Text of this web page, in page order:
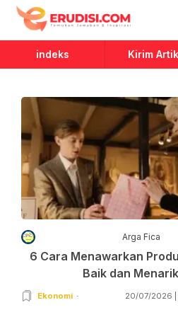
Erudisi
Temukan Jawaban dan Inspirasi
indeks Kirim
Arga Fica
6 Cara Menawarkan
Baik dan Menarik
Ekonomi 20/07/2026 |